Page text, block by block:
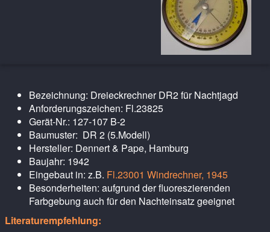
Bezeichnung: Dreieckrechner DR2 für Nachtjagd
Anforderungszeichen: Fl.23825
Gerät-Nr.: 127-107 B-2
Baumuster: DR 2 (5.Modell)
Hersteller: Dennert & Pape, Hamburg
Baujahr: 1942
Eingebaut in: z.B. Fl.23001 Windrechner, 1945
Besonderheiten: aufgrund der fluoreszierenden
Farbgebung auch für den Nachteinsatz geeignet
Literaturempfehlung: